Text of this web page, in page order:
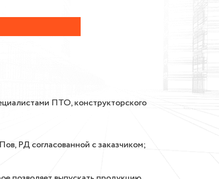
ПТО, конструкторского
РД согласованной с заказчиком;